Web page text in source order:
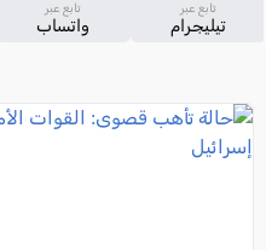
تابع عبر
تيليجرام
تابع عبر
واتساب